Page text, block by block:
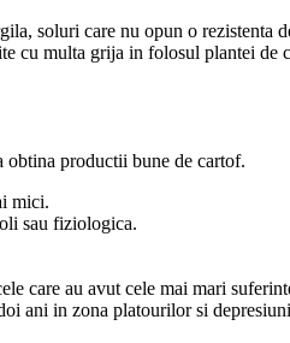
soluri care nu opun o rezistenta
cu multa grija in folosul plantei de
obtina productii bune de cartof.
mici.
sau fiziologica.
care au avut cele mai mari
ani in zona platourilor si